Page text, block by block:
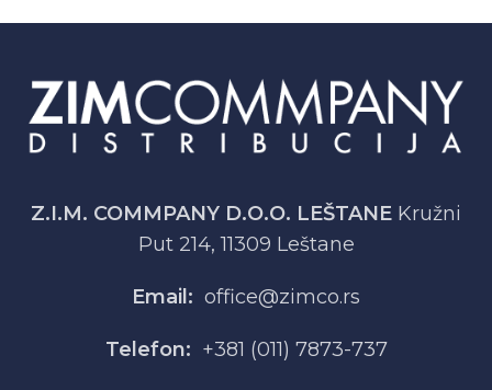
Z.I.M. COMMPANY D.O.O. LEŠTANE Kružni
Put 214, 11309 Leštane
Email: office@zimco.rs
Telefon: +381 (011) 7873-737